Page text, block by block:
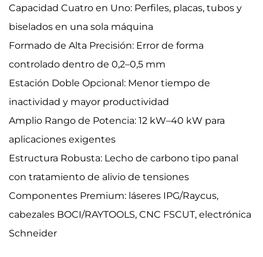
Capacidad Cuatro en Uno: Perfiles, placas, tubos y
biselados en una sola máquina
Formado de Alta Precisión: Error de forma
controlado dentro de 0,2–0,5 mm
Estación Doble Opcional: Menor tiempo de
inactividad y mayor productividad
Amplio Rango de Potencia: 12 kW–40 kW para
aplicaciones exigentes
Estructura Robusta: Lecho de carbono tipo panal
con tratamiento de alivio de tensiones
Componentes Premium: láseres IPG/Raycus,
cabezales BOCI/RAYTOOLS, CNC FSCUT, electrónica
Schneider